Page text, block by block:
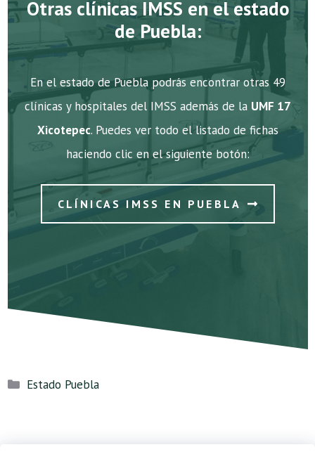
Otras clínicas IMSS en el estado
de Puebla:
En el estado de Puebla podrás encontrar otras 49
clínicas y hospitales del IMSS además de la UMF 17
Xicotepec. Puedes ver todo el listado de fichas
haciendo clic en el siguiente botón:
CLÍNICAS IMSS EN PUEBLA
Categorías
Estado Puebla